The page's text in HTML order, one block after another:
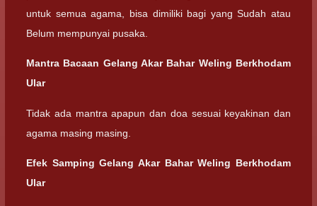
untuk semua agama, bisa dimiliki bagi yang Sudah atau
Belum mempunyai pusaka.
Mantra Bacaan Gelang Akar Bahar Weling Berkhodam
Ular
Tidak ada mantra apapun dan doa sesuai keyakinan dan
agama masing masing.
Efek SampingGelang Akar Bahar Weling Berkhodam
Ular